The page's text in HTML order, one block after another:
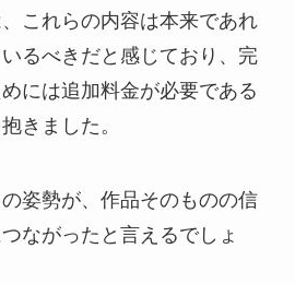
これらの内容は本来であれ
るべきだと感じており、完
には追加料金が必要である
きました。
姿勢が、作品そのものの信
ながったと言えるでしょ